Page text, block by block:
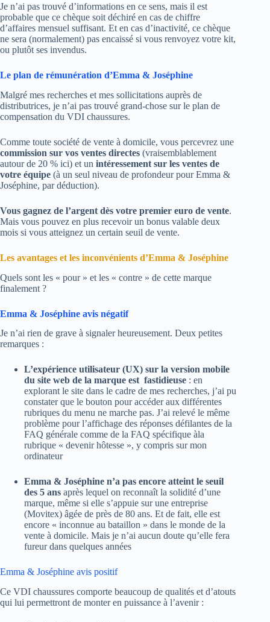
Je n’ai pas trouvé d’informations en ce sens, mais il est
probable que ce chèque soit déchiré en cas de chiffre
d’affaires mensuel suffisant. Et en cas d’inactivité, ce chèque
ne sera (normalement) pas encaissé si vous renvoyez votre kit,
ou plutôt ses invendus.
Le plan de rémunération d’Emma & Joséphine
Malgré mes recherches et mes sollicitations auprès de
distributrices, je n’ai pas trouvé grand-chose sur le plan de
compensation du VDI chaussures.
Comme toute société de vente à domicile, vous percevrez une
commission sur vos ventes directes (vraisemblablement
autour de 20 % ici) et un intéressement sur les ventes de
votre équipe (à un seul niveau de profondeur pour Emma &
Joséphine, par déduction).
Vous gagnez de l’argent dès votre premier euro de vente.
Mais vous pouvez en plus recevoir un bonus valable deux
mois si vous atteignez un certain seuil de vente.
Les avantages et les inconvénients d’Emma & Joséphine
Quels sont les « pour » et les « contre » de cette marque
finalement ?
Emma & Joséphine avis négatif
Je n’ai rien de grave à signaler heureusement. Deux petites
remarques :
L’expérience utilisateur (UX) sur la version mobile
du site web de la marque est fastidieuse : en
explorant le site dans le cadre de mes recherches, j’ai pu
constater que le bouton pour accéder aux différentes
rubriques du menu ne marche pas. J’ai relevé le même
problème pour l’affichage des réponses défilantes de la
FAQ générale comme de la FAQ spécifique àla
rubrique « devenir hôtesse », y compris sur mon
ordinateur
Emma & Joséphine n’a pas encore atteint le seuil
des 5 ans après lequel on reconnaît la solidité d’une
marque, même si elle s’appuie sur une entreprise
(Movitex) âgée de près de 80 ans. Et de fait, elle est
encore « inconnue au bataillon » dans le monde de la
vente à domicile. Mais je n’ai aucun doute qu’elle fera
fureur dans quelques années
Emma & Joséphine avis positif
Ce VDI chaussures comporte beaucoup de qualités et d’atouts
qui lui permettront de monter en puissance à l’avenir :